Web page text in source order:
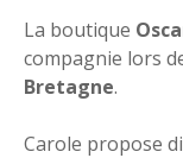
La boutique
compagnie lors
Bretagne.
Carole propose